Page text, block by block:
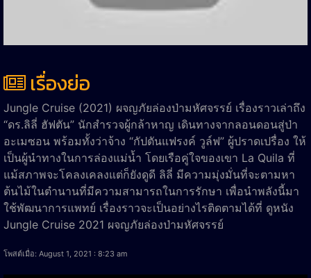
เรื่องย่อ
Jungle Cruise (2021) ผจญภัยล่องป่ามหัศจรรย์ เรื่องราวเล่าถึง
“ดร.ลิลี่ ฮัฟตัน” นักสำรวจผู้กล้าหาญ เดินทางจากลอนดอนสู่ป่า
อะเมซอน พร้อมทั้งว่าจ้าง “กัปตันแฟรงค์ วูล์ฟ” ผู้ปราดเปรื่อง ให้
เป็นผู้นำทางในการล่องแม่น้ำ โดยเรือคู่ใจของเขา La Quila ที่
แม้สภาพจะโคลงเคลงแต่ก็ยังดูดี ลิลี่ มีความมุ่งมั่นที่จะตามหา
ต้นไม้ในตำนานที่มีความสามารถในการรักษา เพื่อนำพลังนี้มา
ใช้พัฒนาการแพทย์ เรื่องราวจะเป็นอย่างไรติดตามได้ที่ ดูหนัง
Jungle Cruise 2021 ผจญภัยล่องป่ามหัศจรรย์
โพสต์เมื่อ: August 1, 2021 : 8:23 am